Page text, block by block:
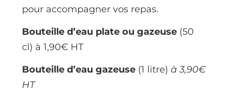
pour accompagner vos repas.
Bouteille d’eau plate ou gazeuse (50
cl) à 1,90€ HT
Bouteille d’eau gazeuse (1 litre) à 3,90€
HT